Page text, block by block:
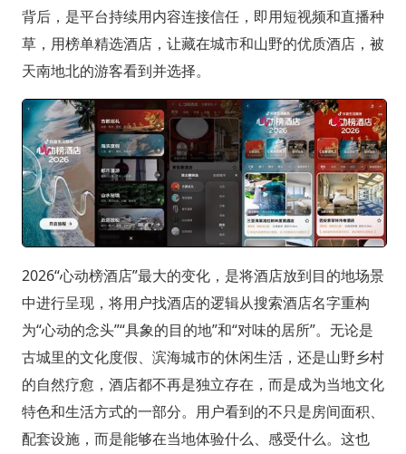
背后，是平台持续用内容连接信任，即用短视频和直播种
草，用榜单精选酒店，让藏在城市和山野的优质酒店，被
天南地北的游客看到并选择。
2026“心动榜酒店”最大的变化，是将酒店放到目的地场景
中进行呈现，将用户找酒店的逻辑从搜索酒店名字重构
为“心动的念头”“具象的目的地”和“对味的居所”。无论是
古城里的文化度假、滨海城市的休闲生活，还是山野乡村
的自然疗愈，酒店都不再是独立存在，而是成为当地文化
特色和生活方式的一部分。用户看到的不只是房间面积、
配套设施，而是能够在当地体验什么、感受什么。这也